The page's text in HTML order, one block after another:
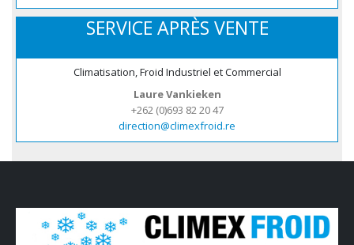
SERVICE APRÈS VENTE
Climatisation, Froid Industriel et Commercial
Laure Vankieken
+262 (0)693 82 20 47
direction@climexfroid.re